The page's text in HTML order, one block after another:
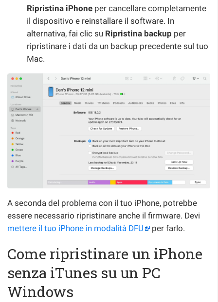
Ripristina iPhone per cancellare completamente
il dispositivo e reinstallare il software. In
alternativa, fai clic su Ripristina backup per
ripristinare i dati da un backup precedente sul tuo
Mac.
A seconda del problema con il tuo iPhone, potrebbe
essere necessario ripristinare anche il firmware. Devi
mettere il tuo iPhone in modalità DFU
per farlo.
Come ripristinare un iPhone
senza iTunes su un PC
Windows